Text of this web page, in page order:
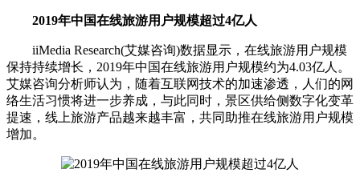
2019年中国在线旅游用户规模超过4亿人
iiMedia Research(艾媒咨询)数据显示，在线旅游用户规模
保持持续增长，2019年中国在线旅游用户规模约为4.03亿人。
艾媒咨询分析师认为，随着互联网技术的加速渗透，人们的网
络生活习惯将进一步养成，与此同时，景区供给侧数字化变革
提速，线上旅游产品越来越丰富，共同助推在线旅游用户规模
增加。